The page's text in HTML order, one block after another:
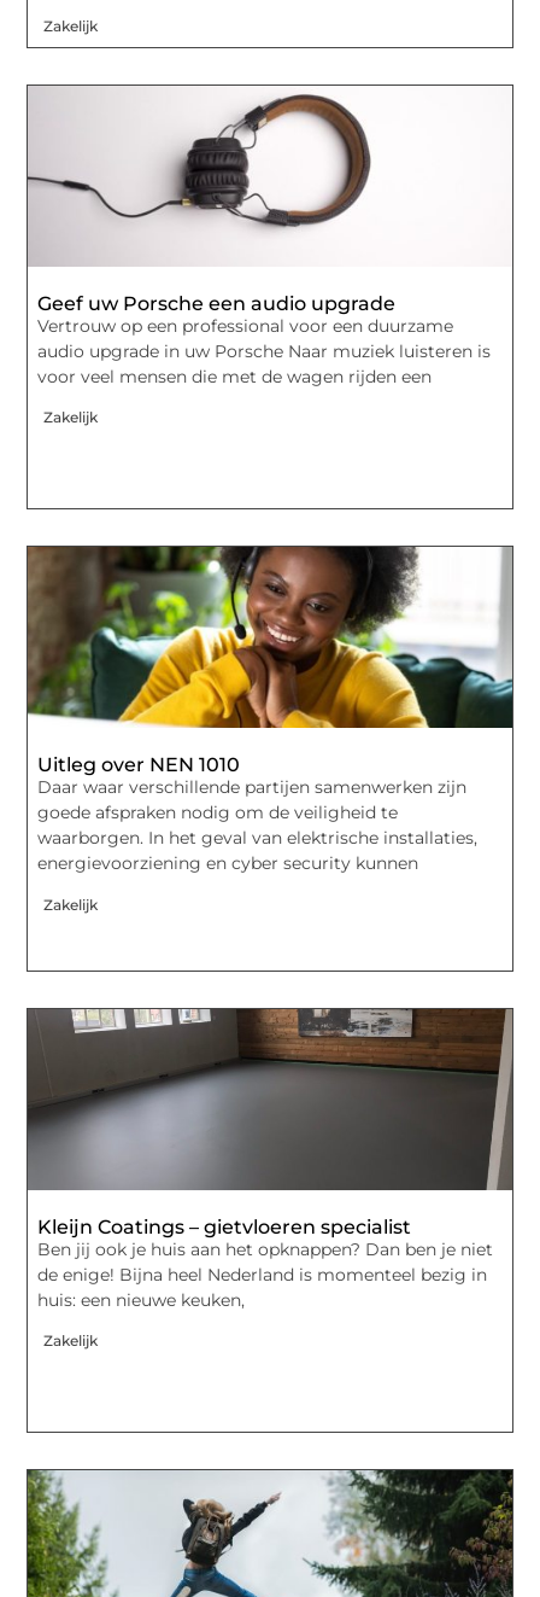
Zakelijk
Geef uw Porsche een audio upgrade
Vertrouw op een professional voor een duurzame
audio upgrade in uw Porsche Naar muziek luisteren is
voor veel mensen die met de wagen rijden een
Zakelijk
Uitleg over NEN 1010
Daar waar verschillende partijen samenwerken zijn
goede afspraken nodig om de veiligheid te
waarborgen. In het geval van elektrische installaties,
energievoorziening en cyber security kunnen
Zakelijk
Kleijn Coatings – gietvloeren specialist
Ben jij ook je huis aan het opknappen? Dan ben je niet
de enige! Bijna heel Nederland is momenteel bezig in
huis: een nieuwe keuken,
Zakelijk